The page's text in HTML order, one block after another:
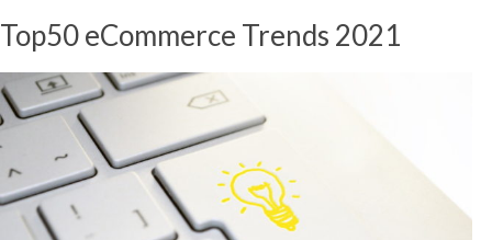
Top50 eCommerce Trends 2021